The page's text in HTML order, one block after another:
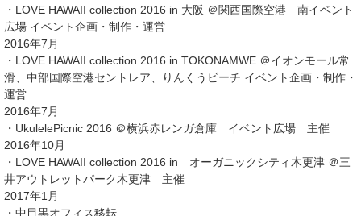
・LOVE HAWAII collection 2016 in 大阪 ＠関西国際空港 南イベント
広場 イベント企画・制作・運営
2016年7月
・LOVE HAWAII collection 2016 in TOKONAMWE ＠イオンモール常
滑、中部国際空港セントレア、りんくうビーチ イベント企画・制作・
運営
2016年7月
・UkulelePicnic 2016 ＠横浜赤レンガ倉庫 イベント広場 主催
2016年10月
・LOVE HAWAII collection 2016 in オーガニックシティ木更津 ＠三
井アウトレットパーク木更津 主催
2017年1月
・中目黒オフィス移転